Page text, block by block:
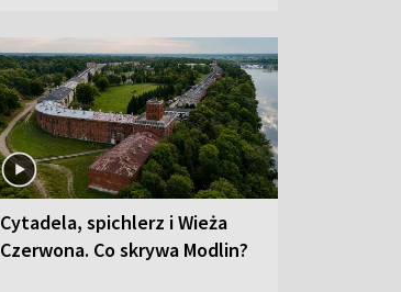
Cytadela, spichlerz i Wieża
Czerwona. Co skrywa Modlin?